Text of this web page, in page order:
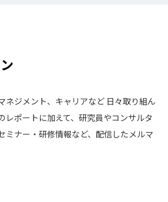
ネジメント、キャリアなど 日々取り組ん
レポートに加えて、研究員やコンサルタ
ミナー・研修情報など、配信したメルマ